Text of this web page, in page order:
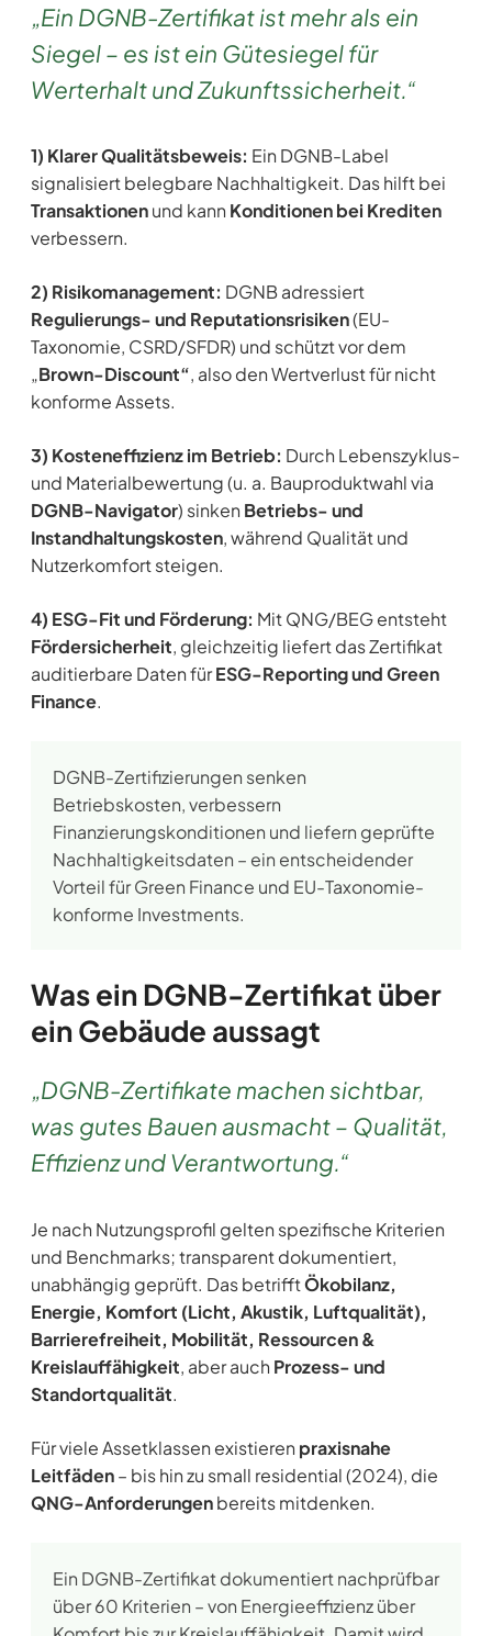
„Ein DGNB-Zertifikat ist mehr als ein
Siegel – es ist ein Gütesiegel für
Werterhalt und Zukunftssicherheit.“
1) Klarer Qualitätsbeweis: Ein DGNB-Label
signalisiert belegbare Nachhaltigkeit. Das hilft bei
Transaktionenund kann Konditionen bei Krediten
verbessern.
2) Risikomanagement: DGNB adressiert
Regulierungs- und Reputationsrisiken(EU-
Taxonomie, CSRD/SFDR) und schützt vor dem
„Brown-Discount“, also den Wertverlust für nicht
konforme Assets.
3) Kosteneffizienz im Betrieb: Durch Lebenszyklus-
und Materialbewertung (u. a. Bauproduktwahl via
DGNB-Navigator) sinken Betriebs- und
Instandhaltungskosten, während Qualität und
Nutzerkomfort steigen.
4) ESG-Fit und Förderung: Mit QNG/BEG entsteht
Fördersicherheit, gleichzeitig liefert das Zertifikat
auditierbare Daten fürESG-Reporting und Green
Finance.
DGNB-Zertifizierungen senken
Betriebskosten, verbessern
Finanzierungskonditionen und liefern geprüfte
Nachhaltigkeitsdaten – ein entscheidender
Vorteil für Green Finance und EU-Taxonomie-
konforme Investments.
Was ein DGNB-Zertifikat über
ein Gebäude aussagt
„DGNB-Zertifikate machen sichtbar,
was gutes Bauen ausmacht – Qualität,
Effizienz und Verantwortung.“
Je nach Nutzungsprofil gelten spezifische Kriterien
und Benchmarks; transparent dokumentiert,
unabhängig geprüft. Das betrifftÖkobilanz,
Energie, Komfort (Licht, Akustik, Luftqualität),
Barrierefreiheit, Mobilität, Ressourcen &
Kreislauffähigkeit, aber auch Prozess- und
Standortqualität.
Für viele Assetklassen existieren praxisnahe
Leitfäden– bis hin zu small residential (2024), die
QNG-Anforderungenbereits mitdenken.
Ein DGNB-Zertifikat dokumentiert nachprüfbar
über 60 Kriterien – von Energieeffizienz über